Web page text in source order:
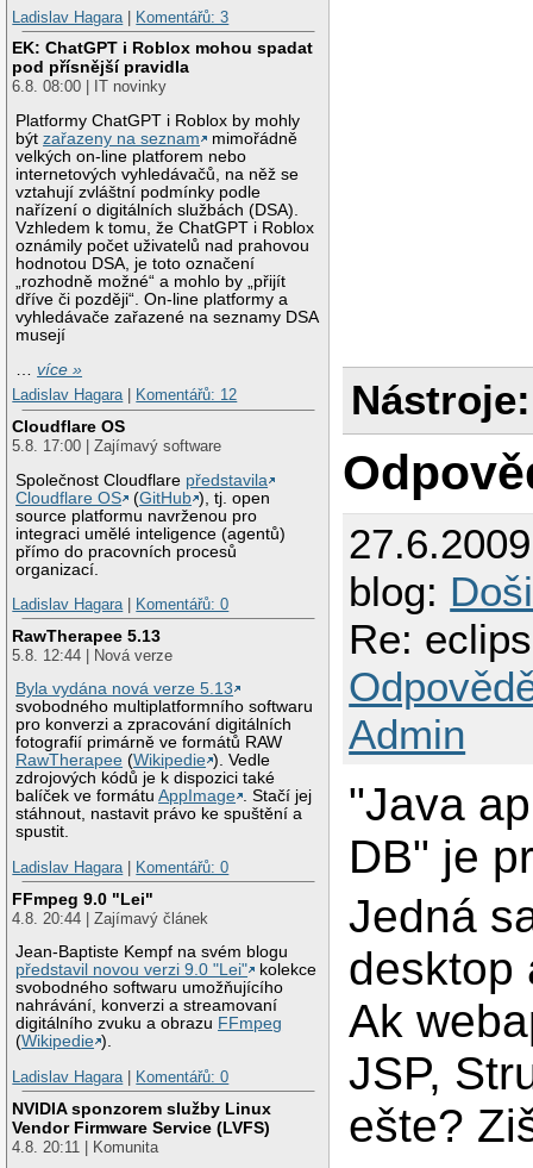
Ladislav Hagara
Komentářů: 3
EK: ChatGPT i Roblox mohou spadat
pod přísnější pravidla
6.8. 08:00 | IT novinky
Platformy ChatGPT i Roblox by mohly
býtzařazeny na seznam
mimořádně
velkých on-line platforem nebo
internetových vyhledávačů, na něž se
vztahují zvláštní podmínky podle
nařízení o digitálních službách (DSA).
Vzhledem k tomu, že ChatGPT i Roblox
oznámily počet uživatelů nad prahovou
hodnotou DSA, je toto označení
„rozhodně možné“ a mohlo by „přijít
dříve či později“. On-line platformy a
vyhledávače zařazené na seznamy DSA
musejí
…více »
Ladislav Hagara| Komentářů: 12
Cloudflare OS
5.8. 17:00 | Zajímavý software
Společnost Cloudflare představila
Cloudflare OS
(GitHub ), tj. open
source platformu navrženou pro
integraci umělé inteligence (agentů)
přímo do pracovních procesů
organizací.
Ladislav Hagara| Komentářů: 0
RawTherapee 5.13
5.8. 12:44 | Nová verze
Byla vydána nová verze 5.13
svobodného multiplatformního softwaru
pro konverzi a zpracování digitálních
fotografií primárně ve formátů RAW
RawTherapee (Wikipedie ). Vedle
zdrojových kódů je k dispozici také
balíček ve formátuAppImage . Stačí jej
stáhnout, nastavit právo ke spuštění a
spustit.
Ladislav Hagara| Komentářů: 0
FFmpeg 9.0 "Lei"
4.8. 20:44 | Zajímavý článek
Jean-Baptiste Kempf na svém blogu
představil novou verzi 9.0 "Lei"
kolekce
svobodného softwaru umožňujícího
nahrávání, konverzi a streamovaní
digitálního zvuku a obrazu FFmpeg
(Wikipedie ).
Ladislav Hagara| Komentářů: 0
NVIDIA sponzorem služby Linux
Vendor Firmware Service (LVFS)
4.8. 20:11 | Komunita
Nástroje:
blog:
Re:
Admin
"Java
DB" je
Jedná
desktop
Ak
JSP,
ešte?